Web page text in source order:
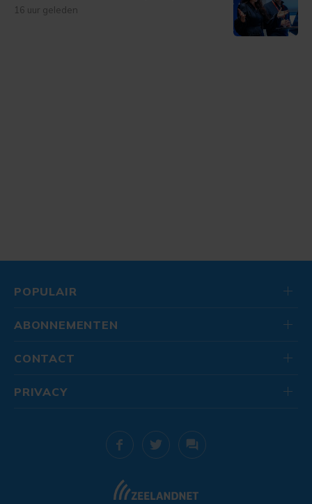
16 uur geleden
POPULAIR
ABONNEMENTEN
CONTACT
PRIVACY